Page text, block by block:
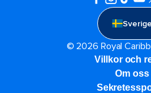
Sverige
© 2026 Royal
Villkor och
Om oss